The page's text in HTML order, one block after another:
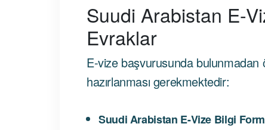
Suudi Arabistan E-
Evraklar
E-vize başvurusunda bulunmadan
hazırlanması gerekmektedir:
Suudi Arabistan E-Vize Bilgi